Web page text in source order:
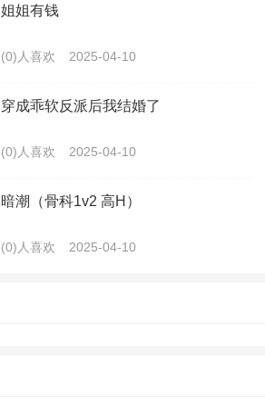
姐姐有钱
(0)人喜欢 2025-04-10
穿成乖软反派后我结婚了
(0)人喜欢 2025-04-10
暗潮（骨科1v2 高H）
(0)人喜欢 2025-04-10